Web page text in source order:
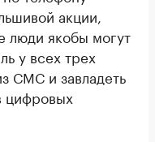
акции,
люди якобы могут
у всех трех
СМС и завладеть
цифровых